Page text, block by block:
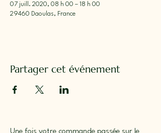
07 juill. 2020, 08 h 00 – 18 h 00
29460 Daoulas, France
Partager cet événement
Une fois votre commande passée sur le